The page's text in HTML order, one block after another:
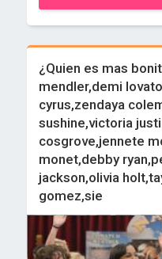
¿Quien es mas
mendler,demi
cyrus,zendaya
sushine,victoria
cosgrove,jennete
monet,debby
jackson,olivia
gomez,sie